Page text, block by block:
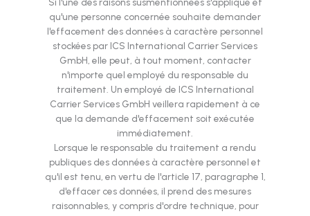
Si l'une des raisons susmentionnées s'applique et
qu'une personne concernée souhaite demander
l'effacement des données à caractère personnel
stockées par ICS International Carrier Services
GmbH, elle peut, à tout moment, contacter
n'importe quel employé du responsable du
traitement. Un employé de ICS International
Carrier Services GmbH veillera rapidement à ce
que la demande d'effacement soit exécutée
immédiatement.
Lorsque le responsable du traitement a rendu
publiques des données à caractère personnel et
qu'il est tenu, en vertu de l'article 17, paragraphe 1,
d'effacer ces données, il prend des mesures
raisonnables, y compris d'ordre technique, pour